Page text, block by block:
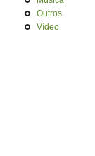
Outros
Vídeo